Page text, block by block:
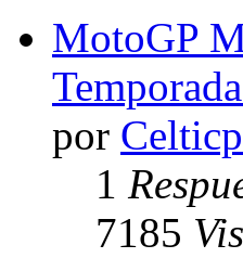
MotoGP
por
1
7185